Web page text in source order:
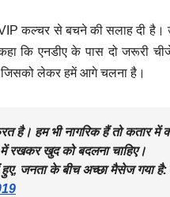
VIP कल्चर से बचने की सलाह दी
कि एनडीए के पास दो जरूरी
जिसको लेकर हमें आगे चलना है।
है। हम भी नागरिक हैं तो कतार में
रखकर खुद को बदलना चाहिए।
जनता के बीच अच्छा मैसेज गया है: